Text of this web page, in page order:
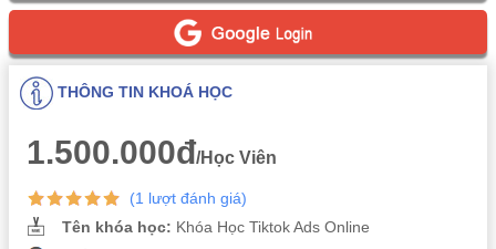
THÔNG TIN KHOÁ HỌC
1.500.000đ/Học Viên
(1 lượt đánh giá)
Tên khóa học: Khóa Học Tiktok Ads Online